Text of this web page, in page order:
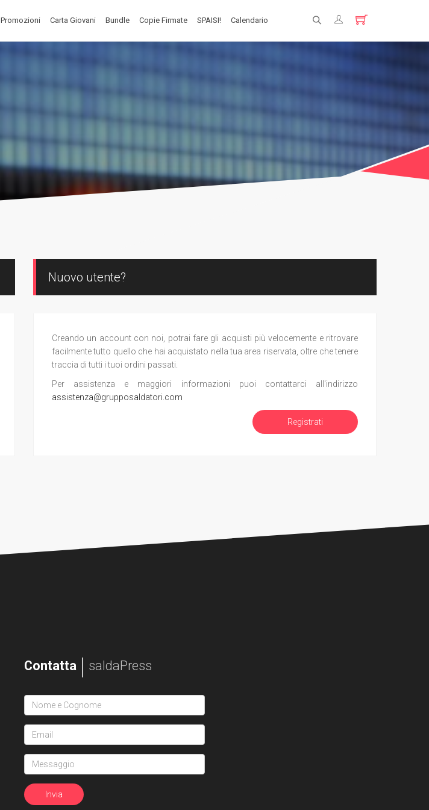
Promozioni Carta Giovani Bundle Copie Firmate SPAISI! Calendario
Nuovo utente?
Creando un account con noi, potrai fare gli acquisti più velocemente e ritrovare
facilmente tutto quello che hai acquistato nella tua area riservata, oltre che tenere
traccia di tutti i tuoi ordini passati.
Per assistenza e maggiori informazioni puoi contattarci all'indirizzo
assistenza@grupposaldatori.com
Registrati
Contatta saldaPress